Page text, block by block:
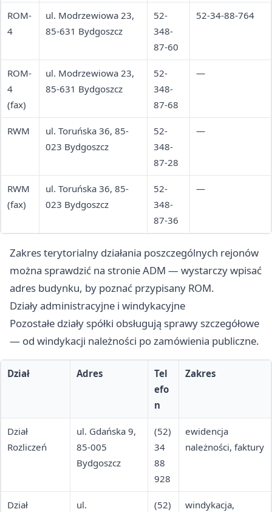
ROM-
4
ul. Modrzewiowa 23,
85-631 Bydgoszcz
52-
348-
87-60
52-34-88-764
ROM-
4
(fax)
ul. Modrzewiowa 23,
85-631 Bydgoszcz
52-
348-
87-68
—
RWM
ul. Toruńska 36, 85-
023 Bydgoszcz
52-
348-
87-28
—
RWM
(fax)
ul. Toruńska 36, 85-
023 Bydgoszcz
52-
348-
87-36
—
Zakres terytorialny działania poszczególnych rejonów
można sprawdzić na stronie ADM — wystarczy wpisać
adres budynku, by poznać przypisany ROM.
Działy administracyjne i windykacyjne
Pozostałe działy spółki obsługują sprawy szczegółowe
— od windykacji należności po zamówienia publiczne.
Dział Adres
Tel
efo
n
Zakres
Dział
Rozliczeń
ul. Gdańska 9,
85-005
Bydgoszcz
(52)
34
88
928
ewidencja
należności, faktury
Dział
ul.
(52)
windykacja,